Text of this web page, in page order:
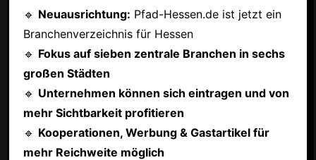
🔹 Neuausrichtung: Pfad-Hessen.de ist jetzt ein
Branchenverzeichnis für Hessen
🔹 Fokus auf sieben zentrale Branchen in sechs
großen Städten
🔹 Unternehmen können sich eintragen und von
mehr Sichtbarkeit profitieren
🔹 Kooperationen, Werbung & Gastartikel für
mehr Reichweite möglich